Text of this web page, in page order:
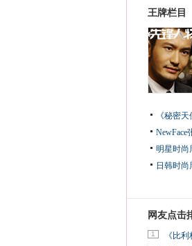
王牌栏目
《秘密
NewFace
明星时尚
日韩时尚
网友点击
1 《比